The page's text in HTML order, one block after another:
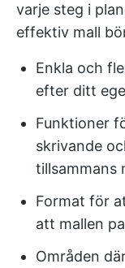
varje steg i
effektiv mall
Enkla och
efter ditt
Funktioner
skrivande
tillsammans
Format för
att mallen
Områden